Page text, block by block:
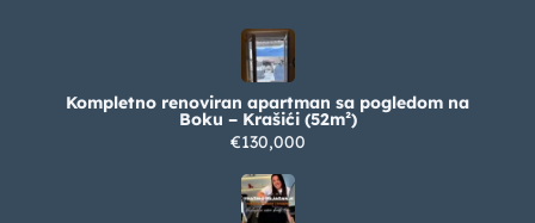
Kompletno renoviran apartman sa pogledom na
Boku – Krašići (52m²)
€130,000